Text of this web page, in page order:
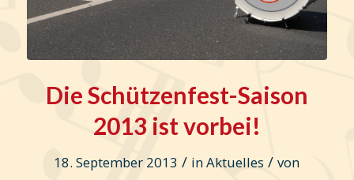
Die Schützenfest-Saison
2013 ist vorbei!
18. September 2013 / inAktuelles / von